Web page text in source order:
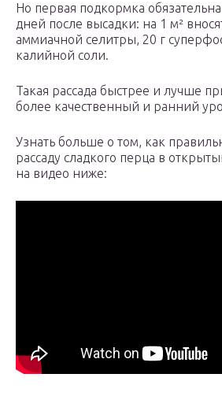
Но первая подкормка
дней после высадки: на 1 м²
аммиачной селитры, 20 г
калийной соли.
Такая рассада быстрее и лучше
более качественный и ранний
Узнать больше о том, как
рассаду сладкого перца в
на видео ниже: